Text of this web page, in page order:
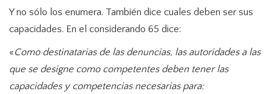
Y no sólo los enumera. También dice cuales deben ser sus
capacidades. En el considerando 65 dice:
«Como destinatarias de las denuncias, las autoridades a las
que se designe como competentes deben tener las
capacidades y competencias necesarias para: